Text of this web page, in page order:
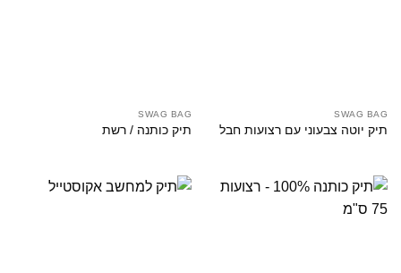
SWAG BAG
תיק יוטה צבעוני עם רצועות חבל
SWAG BAG
תיק כותנה / רשת